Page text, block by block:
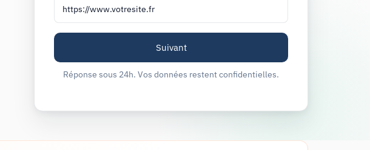
Réponse sous 24h. Vos données restent confidentielles.